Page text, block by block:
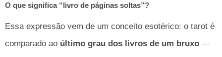
O que significa “livro de páginas soltas”?
Essa expressão vem de um conceito esotérico: o tarot é
comparado ao último grau dos livros de um bruxo —